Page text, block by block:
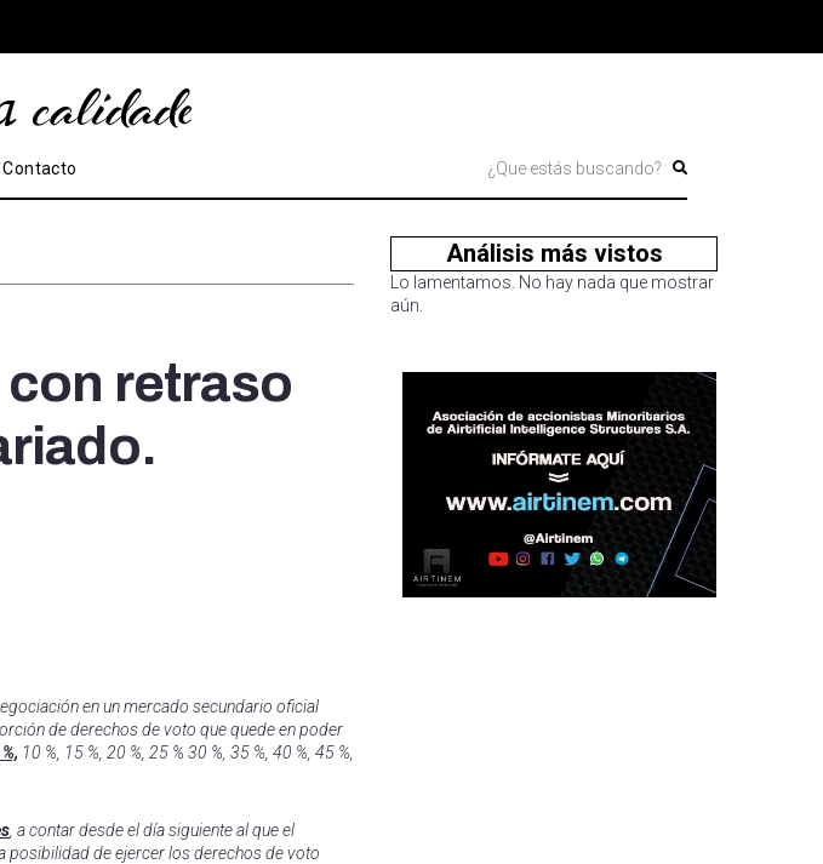
Contacto
retraso
en un mercado secundario oficial
de derechos de voto que quede en poder
10 %, 15 %, 20 %, 25 % 30 %, 35 %, 40 %, 45 %,
, a contar desde el día siguiente al que el
posibilidad de ejercer los derechos de voto
Análisis más vistos
Lo lamentamos. No hay nada que mostrar
aún.